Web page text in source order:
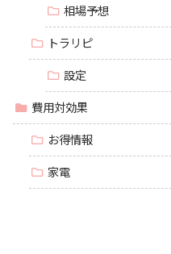
相場予想
トラリピ
設定
費用対効果
お得情報
家電